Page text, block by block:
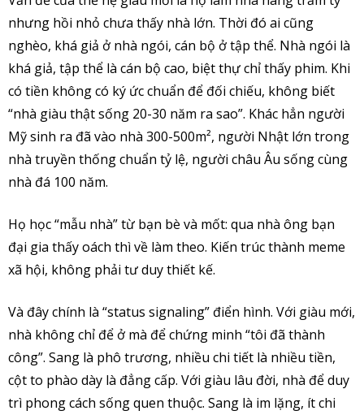
nhưng hồi nhỏ chưa thấy nhà lớn. Thời đó ai cũng
nghèo, khá giả ở nhà ngói, cán bộ ở tập thể. Nhà ngói là
khá giả, tập thể là cán bộ cao, biệt thự chỉ thấy phim. Khi
có tiền không có ký ức chuẩn để đối chiếu, không biết
“nhà giàu thật sống 20-30 năm ra sao”. Khác hẳn người
Mỹ sinh ra đã vào nhà 300-500m², người Nhật lớn trong
nhà truyền thống chuẩn tỷ lệ, người châu Âu sống cùng
nhà đá 100 năm.
Họ học “mẫu nhà” từ bạn bè và mốt: qua nhà ông bạn
đại gia thấy oách thì về làm theo. Kiến trúc thành meme
xã hội, không phải tư duy thiết kế.
Và đây chính là “status signaling” điển hình. Với giàu mới,
nhà không chỉ để ở mà để chứng minh “tôi đã thành
công”. Sang là phô trương, nhiều chi tiết là nhiều tiền,
cột to phào dày là đẳng cấp. Với giàu lâu đời, nhà để duy
trì phong cách sống quen thuộc. Sang là im lặng, ít chi